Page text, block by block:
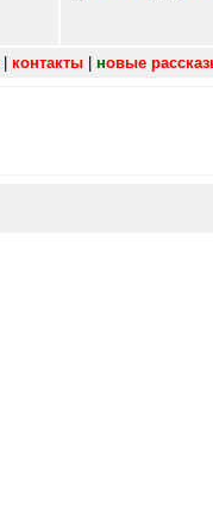
контакты новые